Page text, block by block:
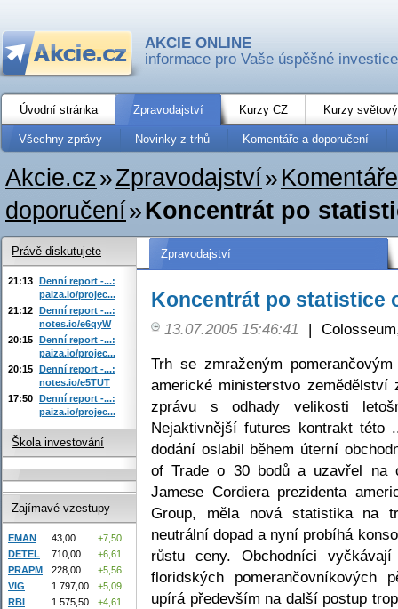
AKCIE ONLINE
informace pro Vaše úspěšné investice
Úvodní stránka Zpravodajství Kurzy CZ Kurzy
Všechny zprávy Novinky z trhů Komentáře a doporučení
Akcie.cz»Zpravodajství»
doporučení»Koncentrát po
Zpravodajství
Koncentrát po statistice
13.07.2005 15:46:41 |
Trh se zmraženým
americké ministerstvo zemědělství
zprávu s odhady velikosti
Nejaktivnější futures kontrakt této
dodání oslabil během úterní
of Trade o 30 bodů a uzavřel na
Jamese Cordiera prezidenta
Group, měla nová statistika na
neutrální dopad a nyní probíhá
růstu ceny. Obchodníci
floridských pomerančovníkových
upírá především na další postup
Právě diskutujete
21:13 Denní report -...:
paiza.io/projec...
21:12 Denní report -...:
notes.io/e6qyW
20:15 Denní report -...:
paiza.io/projec...
20:15 Denní report -...:
notes.io/e5TUT
17:50 Denní report -...:
paiza.io/projec...
Škola investování
Zajímavé vzestupy
EMAN 43,00
+7,50
DETEL
710,00
+6,61
PRAPM
228,00
+5,56
VIG
1 797,00
+5,09
RBI
1 575,50 +4,61